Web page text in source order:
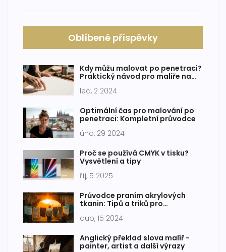
Oblíbené příspěvky
Kdy můžu malovat po penetraci?
Praktický návod pro malíře na
led, 2 2024
Optimální čas pro malování po
penetraci: Kompletní průvodce
úno, 29 2024
Proč se používá CMYK v tisku?
Vysvětlení a tipy
říj, 5 2025
Průvodce praním akrylových
tkanin: Tipů a triků pro
dub, 15 2024
Anglický překlad slova malíř -
painter, artist a další výrazy